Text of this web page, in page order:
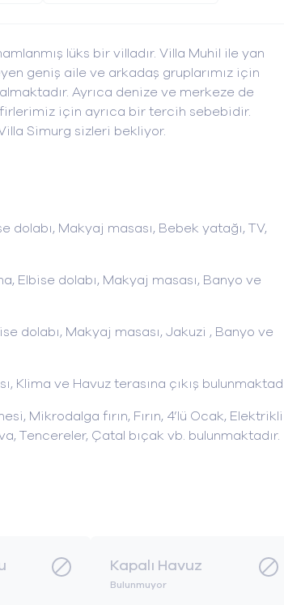
lüks bir villadır. Villa Muhil ile yan
geniş aile ve arkadaş gruplarımız için
Ayrıca denize ve merkeze de
için ayrıca bir tercih sebebidir.
Simurg sizleri bekliyor.
dolabı, Makyaj masası, Bebek yatağı, TV,
Elbise dolabı, Makyaj masası, Banyo ve
dolabı, Makyaj masası, Jakuzi , Banyo ve
Klima ve Havuz terasına çıkış
Mikrodalga fırın, Fırın, 4’lü Ocak, Elektrikli
Tencereler, Çatal bıçak vb. bulunmaktadır.
Kapalı Havuz
Bulunmuyor